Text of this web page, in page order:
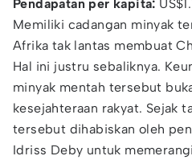
Pendapatan per kapita:
Memiliki cadangan minyak
Afrika tak lantas membuat
Hal ini justru sebaliknya.
minyak mentah tersebut
kesejahteraan rakyat. Sejak
tersebut dihabiskan oleh
Idriss Deby untuk